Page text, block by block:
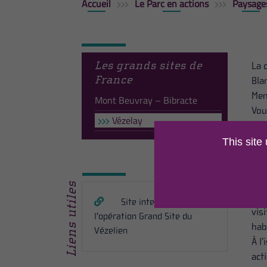
Accueil Le Parc en actions
Les grands sites de
France
Mont Beuvray – Bibracte
Vézelay
Liens utiles
Site internet de
l'opération Grand Site du
Vézelien
La
À
This site